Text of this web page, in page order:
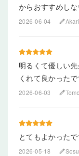
からおすすめしな
2026-06-04 editAkari
明るくて優しい
くれて良かったで
2026-06-03 edit
とてもよかった
2026-05-18 edit